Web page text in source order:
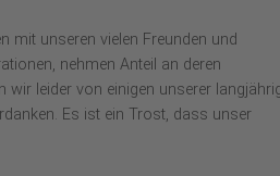
mit unseren vielen Freunden und
nehmen Anteil an deren
wir leider von einigen unserer
Es ist ein Trost, dass unser